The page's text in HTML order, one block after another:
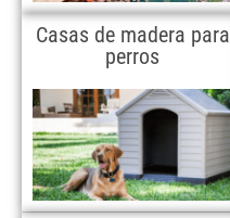
Casas de madera para
perros